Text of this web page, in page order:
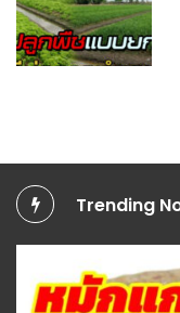
Trending